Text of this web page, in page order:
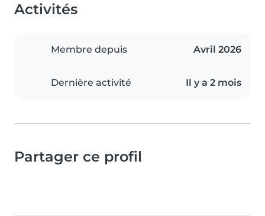
Activités
Membre depuis Avril 2026
Dernière activité Il y a 2 mois
Partager ce profil